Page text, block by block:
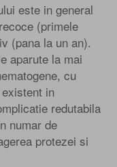
este in general
(primele
(pana la un an).
aparute la mai
cu
in
redutabila
numar de
protezei si